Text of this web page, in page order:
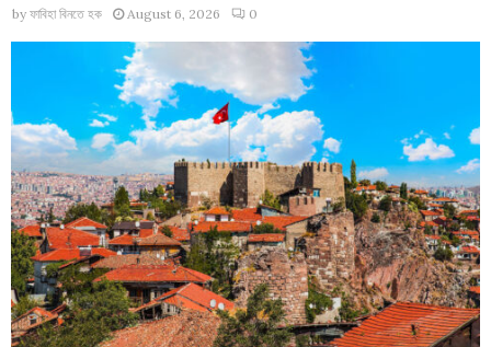
by ফাবিহা বিনতে হক August 6, 2026 0